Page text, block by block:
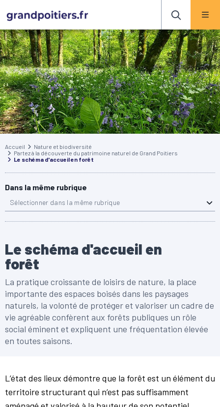
Accueil
Nature et biodiversité
Partez à la découverte du patrimoine naturel de Grand Poitiers
Le schéma d'accueil en forêt
Dans la même rubrique
Sélectionner dans la même rubrique
Le schéma d'accueil en
forêt
La pratique croissante de loisirs de nature, la place
importante des espaces boisés dans les paysages
naturels, la volonté de protéger et valoriser un cadre de
vie agréable confèrent aux forêts publiques un rôle
social éminent et expliquent une fréquentation élevée
en toutes saisons.
L’état des lieux démontre que la forêt est un élément du
territoire structurant qui n’est pas suffisamment